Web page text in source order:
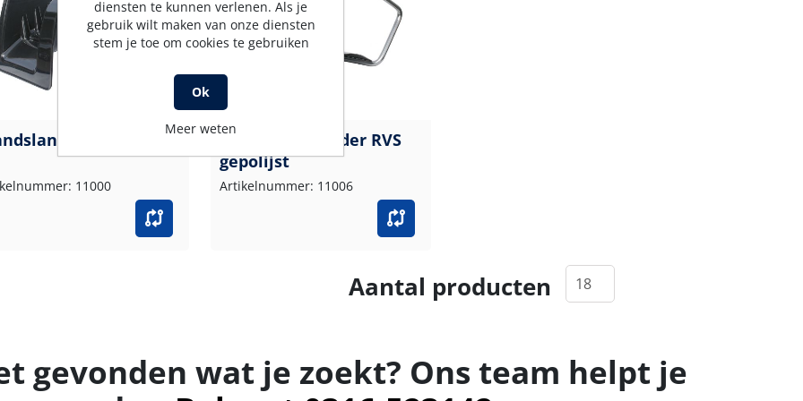
PVC
11000
Wandslanghouder RVS
gepolijst
Artikelnummer: 11006
Aantal producten
gevonden wat je zoekt? Ons team helpt je
diensten te kunnen verlenen. Als je
gebruik wilt maken van onze diensten
stem je toe om cookies te gebruiken
Ok
Meer weten